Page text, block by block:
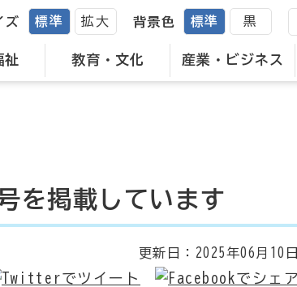
祉 教育・文化 産業・ビジネス
ズ 標準 拡大 背景色 標準 黒
を掲載しています
更新日： 2025年06月10日